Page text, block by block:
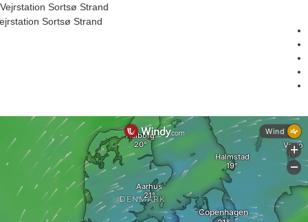
Vejrstation Sortsø Strand
Sortsø Strand